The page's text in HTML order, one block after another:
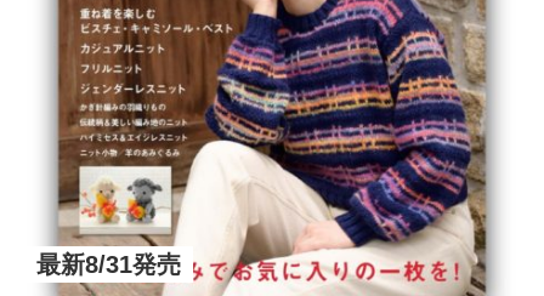
最新8/31発売